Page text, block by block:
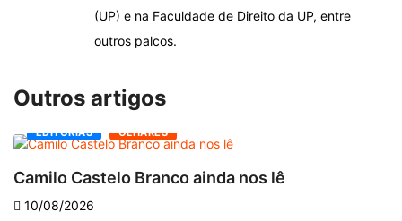
(UP) e na Faculdade de Direito da UP, entre
outros palcos.
Outros artigos
EDITORIAS OLHARES
Camilo Castelo Branco ainda nos lê
10/08/2026